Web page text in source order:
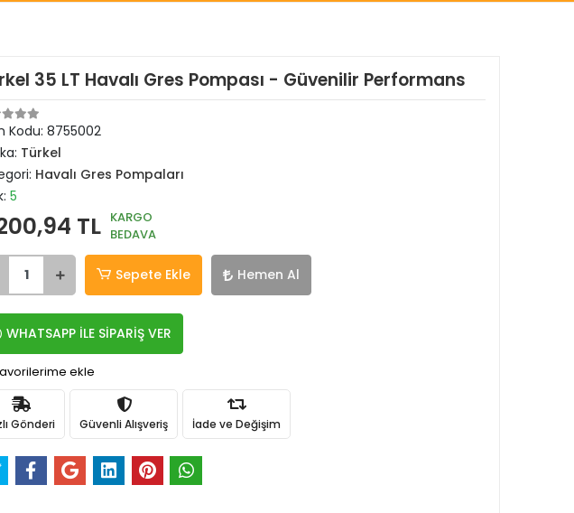
35 LT Havalı Gres Pompası - Güvenilir Performans
Kodu: 8755002
Türkel
Havalı Gres Pompaları
5
TL KARGO
BEDAVA
Sepete Ekle Hemen Al
WHATSAPP İLE SİPARİŞ VER
ekle
Gönderi Güvenli Alışveriş İade ve Değişim